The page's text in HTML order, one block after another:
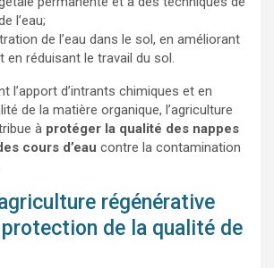
l’eau;
de l’eau dans le sol, en améliorant
en réduisant le travail du sol.
l’apport d’intrants chimiques et en
de la matière organique, l’agriculture
à protéger la qualité des nappes
cours d’eau contre la contamination
régénérative
de la qualité de